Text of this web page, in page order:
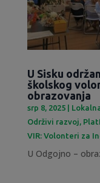
U Sisku
školskog
obrazovanja
srp 8, 2025|
Održivi razvoj,
VIR: Volonteri za
U Odgojno –